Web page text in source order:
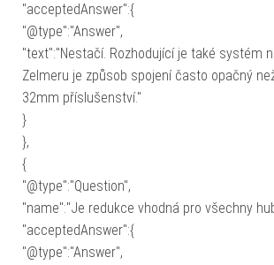
"acceptedAnswer":{
"@type":"Answer",
"text":"Nestačí. Rozhodující je také systém
Zelmeru je způsob spojení často opačný
32mm příslušenství."
}
},
{
"@type":"Question",
"name":"Je redukce vhodná pro všechny
"acceptedAnswer":{
"@type":"Answer",